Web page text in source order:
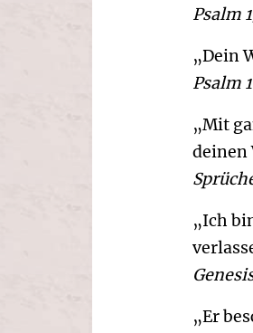
Psalm
„Dein
Psalm
„Mit
deinen
„Ich
„Er